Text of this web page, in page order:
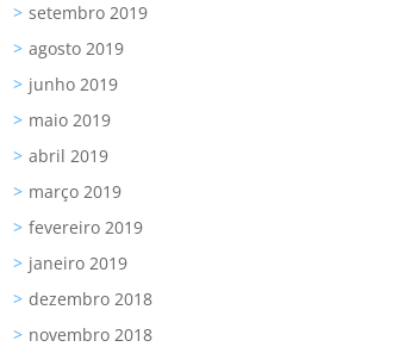
setembro 2019
agosto 2019
junho 2019
maio 2019
abril 2019
março 2019
fevereiro 2019
janeiro 2019
dezembro 2018
novembro 2018